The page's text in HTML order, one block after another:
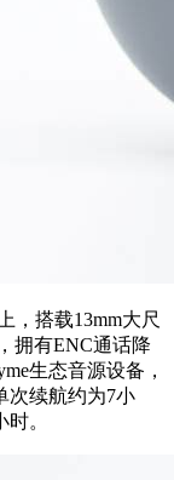
，搭载13mm大尺
拥有ENC通话降
生态音源设备，
次续航约为7小
。